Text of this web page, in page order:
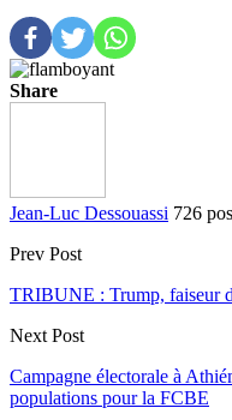
Share
Jean-Luc Dessouassi 726
Prev Post
TRIBUNE : Trump, faiseur
Next Post
Campagne électorale à
populations pour la FCBE